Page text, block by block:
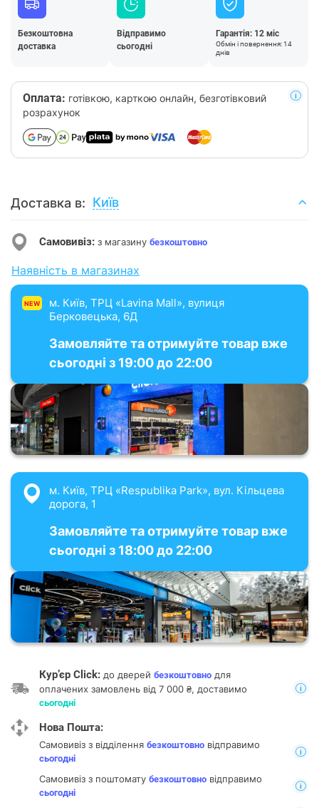
Безкоштовна
доставка
Відправимо
сьогодні
Гарантія: 12 міс
Обмін і повернення: 14
днів
Оплата: готівкою, карткою онлайн, безготівковий
розрахунок
Доставка в: Київ
Самовивіз: з магазину безкоштовно
Наявність в магазинах
NEW
м. Київ, ТРЦ «Lavina Mall», вулиця
Берковецька, 6Д
Замовляйте та отримуйте товар вже
сьогодні з 19:00 до 22:00
м. Київ, ТРЦ «Respublika Park», вул. Кільцева
дорога, 1
Замовляйте та отримуйте товар вже
сьогодні з 18:00 до 22:00
Кур’єр Click: до дверей безкоштовно для
оплачених замовлень від 7 000 ₴, доставимо
сьогодні
Нова Пошта:
Самовивіз з відділення безкоштовно відправимо
сьогодні
Самовивіз з поштомату безкоштовно відправимо
сьогодні